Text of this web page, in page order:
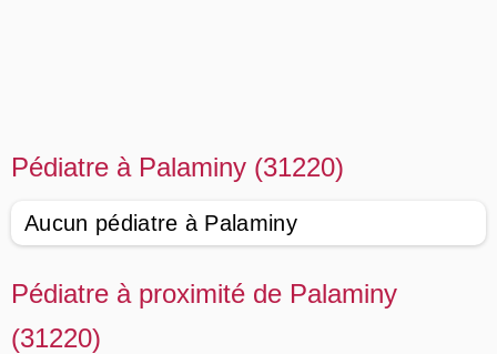
Pédiatre à Palaminy (31220)
Aucun pédiatre à Palaminy
Pédiatre à proximité de Palaminy
(31220)